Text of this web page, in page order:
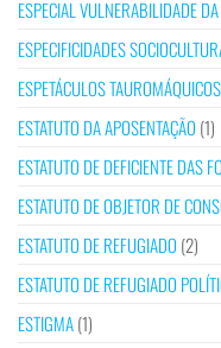
ESPECIAL VULNERABILIDADE
ESPECIFICIDADES
ESPETÁCULOS TAUROMÁQUICOS
ESTATUTO DA APOSENTAÇÃO (1)
ESTATUTO DE DEFICIENTE DAS
ESTATUTO DE OBJETOR DE
ESTATUTO DE REFUGIADO (2)
ESTATUTO DE REFUGIADO
ESTIGMA(1)